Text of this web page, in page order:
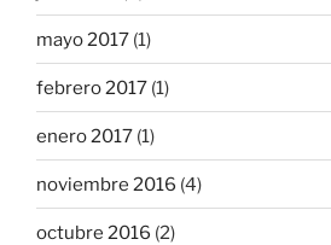
mayo 2017 (1)
febrero 2017 (1)
enero 2017 (1)
noviembre 2016 (4)
octubre 2016 (2)